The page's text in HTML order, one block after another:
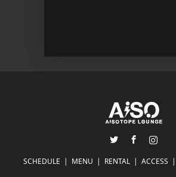
Instagram
SCHEDULE MENU RENTAL ACCESS